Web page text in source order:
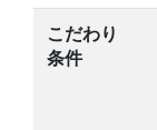
こだわり
条件